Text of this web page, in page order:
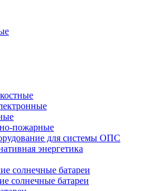
пожарные
для системы ОПС
энергетика
солнечные батареи
солнечные батареи